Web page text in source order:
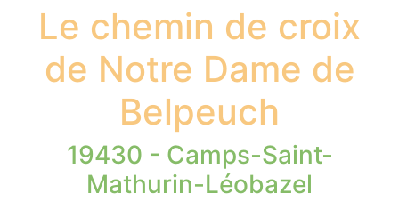
Le chemin de croix
de Notre Dame de
Belpeuch
19430 - Camps-Saint-
Mathurin-Léobazel